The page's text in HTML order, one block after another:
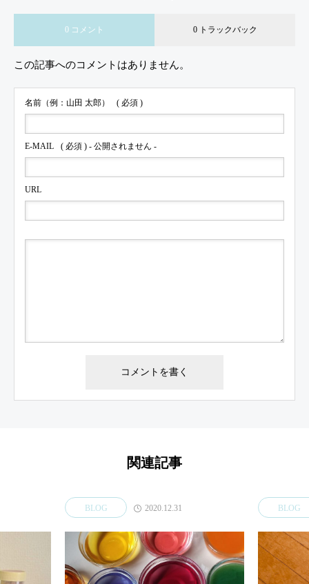
0 コメント 0 トラックバック
この記事へのコメントはありません。
名前（例：山田 太郎） ( 必須 )
E-MAIL ( 必須 ) - 公開されません -
URL
関連記事
BLOG 2020.12.31 BLOG